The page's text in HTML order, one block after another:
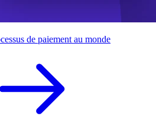
de paiement au monde